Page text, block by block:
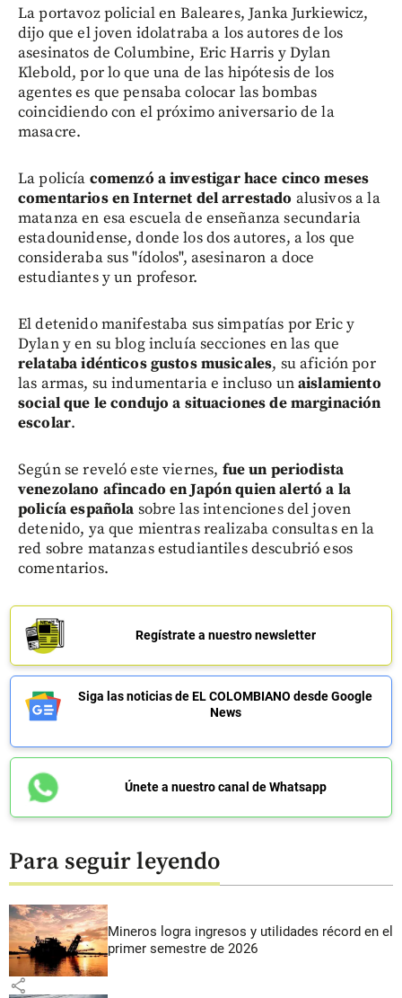
La portavoz policial en Baleares, Janka Jurkiewicz,
dijo que el joven idolatraba a los autores de los
asesinatos de Columbine, Eric Harris y Dylan
Klebold, por lo que una de las hipótesis de los
agentes es que pensaba colocar las bombas
coincidiendo con el próximo aniversario de la
masacre.
La policía comenzó a investigar hace cinco meses
comentarios en Internet del arrestado alusivos a la
matanza en esa escuela de enseñanza secundaria
estadounidense, donde los dos autores, a los que
consideraba sus "ídolos", asesinaron a doce
estudiantes y un profesor.
El detenido manifestaba sus simpatías por Eric y
Dylan y en su blog incluía secciones en las que
relataba idénticos gustos musicales, su afición por
las armas, su indumentaria e incluso unaislamiento
social que le condujo a situaciones de marginación
escolar.
Según se reveló este viernes, fue un periodista
venezolano afincado en Japón quien alertó a la
policía española sobre las intenciones del joven
detenido, ya que mientras realizaba consultas en la
red sobre matanzas estudiantiles descubrió esos
comentarios.
Regístrate a nuestro newsletter
Siga las noticias de EL COLOMBIANO desde Google
News
Únete a nuestro canal de Whatsapp
Para seguir leyendo
Mineros logra ingresos y utilidades récord en el
primer semestre de 2026
share